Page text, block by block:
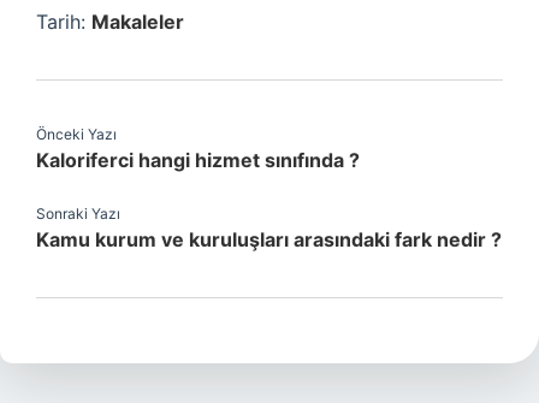
Tarih: Makaleler
Önceki Yazı
Kaloriferci hangi hizmet sınıfında ?
Sonraki Yazı
Kamu kurum ve kuruluşları arasındaki fark nedir ?